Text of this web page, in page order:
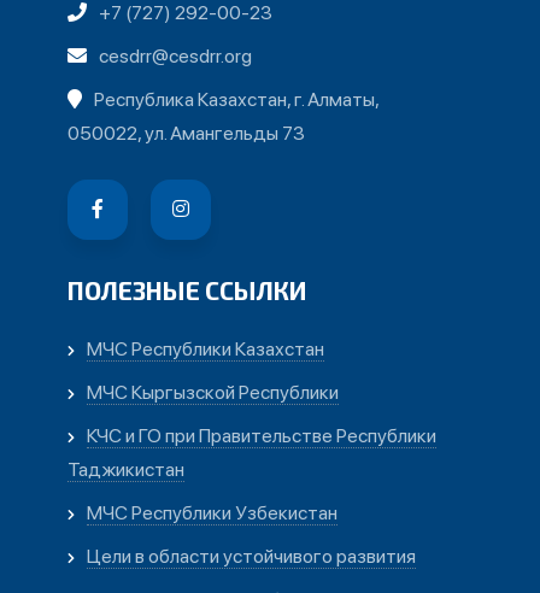
+7 (727) 292-00-23
cesdrr@cesdrr.org
Республика Казахстан, г. Алматы,
050022, ул. Амангельды 73
ПОЛЕЗНЫЕ ССЫЛКИ
МЧС Республики Казахстан
МЧС Кыргызской Республики
КЧС и ГО при Правительстве Республики
Таджикистан
МЧС Республики Узбекистан
Цели в области устойчивого развития